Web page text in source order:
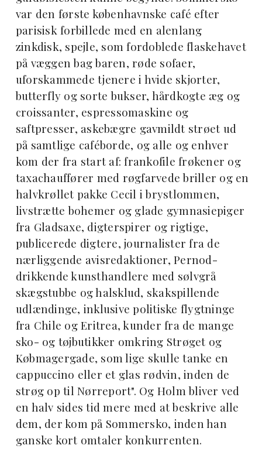
var den første københavnske café efter
parisisk forbillede med en alenlang
zinkdisk, spejle, som fordoblede flaskehavet
på væggen bag baren, røde sofaer,
uforskammede tjenere i hvide skjorter,
butterfly og sorte bukser, hårdkogte æg og
croissanter, espressomaskine og
saftpresser, askebægre gavmildt strøet ud
på samtlige caféborde, og alle og enhver
kom der fra start af: frankofile frøkener og
taxachauffører med røgfarvede briller og en
halvkrøllet pakke Cecil i brystlommen,
livstrætte bohemer og glade gymnasiepiger
fra Gladsaxe, digterspirer og rigtige,
publicerede digtere, journalister fra de
nærliggende avisredaktioner, Pernod-
drikkende kunsthandlere med sølvgrå
skægstubbe og halsklud, skakspillende
udlændinge, inklusive politiske flygtninge
fra Chile og Eritrea, kunder fra de mange
sko- og tøjbutikker omkring Strøget og
Købmagergade, som lige skulle tanke en
cappuccino eller et glas rødvin, inden de
strøg op til Nørreport". Og Holm bliver ved
en halv sides tid mere med at beskrive alle
dem, der kom på Sommersko, inden han
ganske kort omtaler konkurrenten.